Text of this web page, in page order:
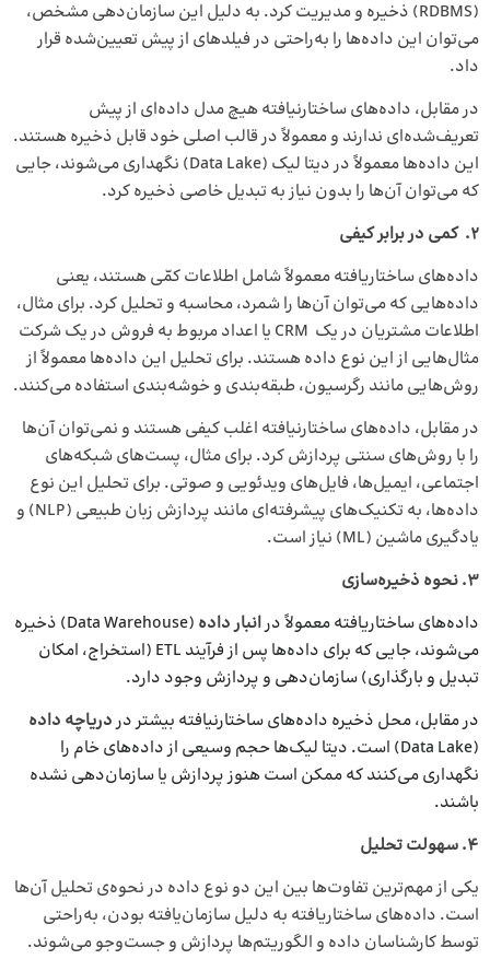
(RDBMS) ذخیره و مدیریت کرد. به دلیل این سازمان‌دهی مشخص،
می‌توان این داده‌ها را به‌راحتی در فیلدهای از پیش تعیین‌شده قرار
داد.
در مقابل، داده‌های ساختارنیافته هیچ مدل داده‌ای از پیش
تعریف‌شده‌ای ندارند و معمولاً در قالب اصلی خود قابل ذخیره هستند.
این داده‌ها معمولاً در دیتا لیک (Data Lake) نگهداری می‌شوند، جایی
که می‌توان آن‌ها را بدون نیاز به تبدیل خاصی ذخیره کرد.
۲. کمی در برابر کیفی
داده‌های ساختاریافته معمولاً شامل اطلاعات کمّی هستند، یعنی
داده‌هایی که می‌توان آن‌ها را شمرد، محاسبه و تحلیل کرد. برای مثال،
اطلاعات مشتریان در یک CRM یا اعداد مربوط به فروش در یک شرکت
مثال‌هایی از این نوع داده هستند. برای تحلیل این داده‌ها معمولاً از
روش‌هایی مانند رگرسیون، طبقه‌بندی و خوشه‌بندی استفاده می‌کنند.
در مقابل، داده‌های ساختارنیافته اغلب کیفی هستند و نمی‌توان آن‌ها
را با روش‌های سنتی پردازش کرد. برای مثال، پست‌های شبکه‌های
اجتماعی، ایمیل‌ها، فایل‌های ویدئویی و صوتی. برای تحلیل این نوع
داده‌ها، به تکنیک‌های پیشرفته‌ای مانند پردازش زبان طبیعی (NLP) و
یادگیری ماشین (ML) نیاز است.
۳.نحوه‌ ذخیره‌سازی
داده‌های ساختاریافته معمولاً در انبار داده
(Data Warehouse) ذخیره
می‌شوند، جایی که برای داده‌ها پس از فرآیند ETL (استخراج، امکان
تبدیل و بارگذاری) سازمان‌دهی و پردازش وجود دارد.
در مقابل، محل ذخیره داده‌های ساختارنیافته بیشتر در دریاچه داده
(Data Lake) است. دیتا لیک‌ها حجم وسیعی از داده‌های خام را
نگهداری می‌کنند که ممکن است هنوز پردازش یا سازمان‌دهی نشده
باشند.
۴.سهولت تحلیل
یکی از مهم‌ترین تفاوت‌ها بین این دو نوع داده در نحوه‌ی تحلیل آن‌ها
است. داده‌های ساختاریافته به دلیل سازمان‌یافته بودن، به‌راحتی
توسط کارشناسان داده و الگوریتم‌ها پردازش و جست‌وجو می‌شوند.